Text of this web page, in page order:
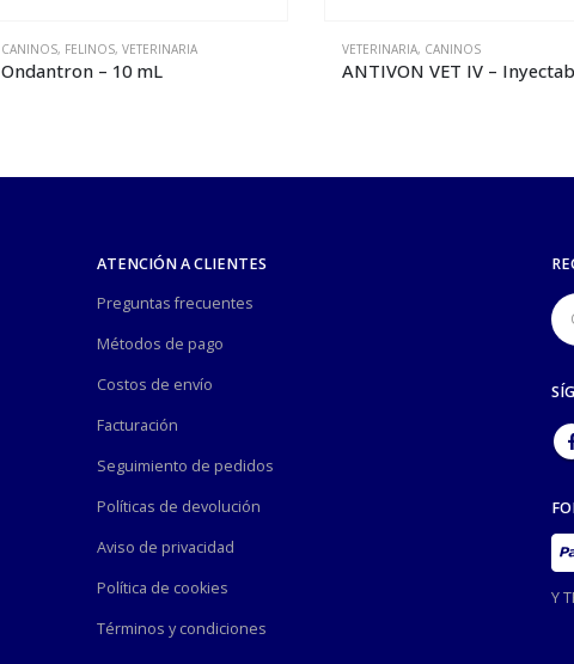
VETERINARIA,CANINOS
ANTIVON VET IV – Inyectable
CANINOS,FELINOS,VETERINARIA
Ondantron – 50 mL
ATENCIÓN A CLIENTES
Preguntas frecuentes
Métodos de pago
Costos de envío
Facturación
Seguimiento de pedidos
Políticas de devolución
Aviso de privacidad
Política de cookies
Términos y condiciones
Y